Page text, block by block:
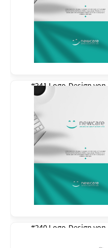
#241 Logo-Design von
#240 Logo-Design von